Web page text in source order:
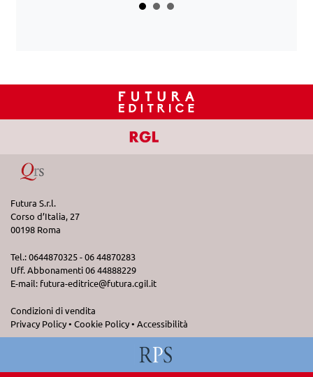
Futura S.r.l.
Corso d’Italia, 27
00198 Roma
Tel.: 0644870325 - 06 44870283
Uff. Abbonamenti 06 44888229
E-mail: futura-editrice@futura.cgil.it
Condizioni di vendita
Privacy Policy• Cookie Policy• Accessibilità